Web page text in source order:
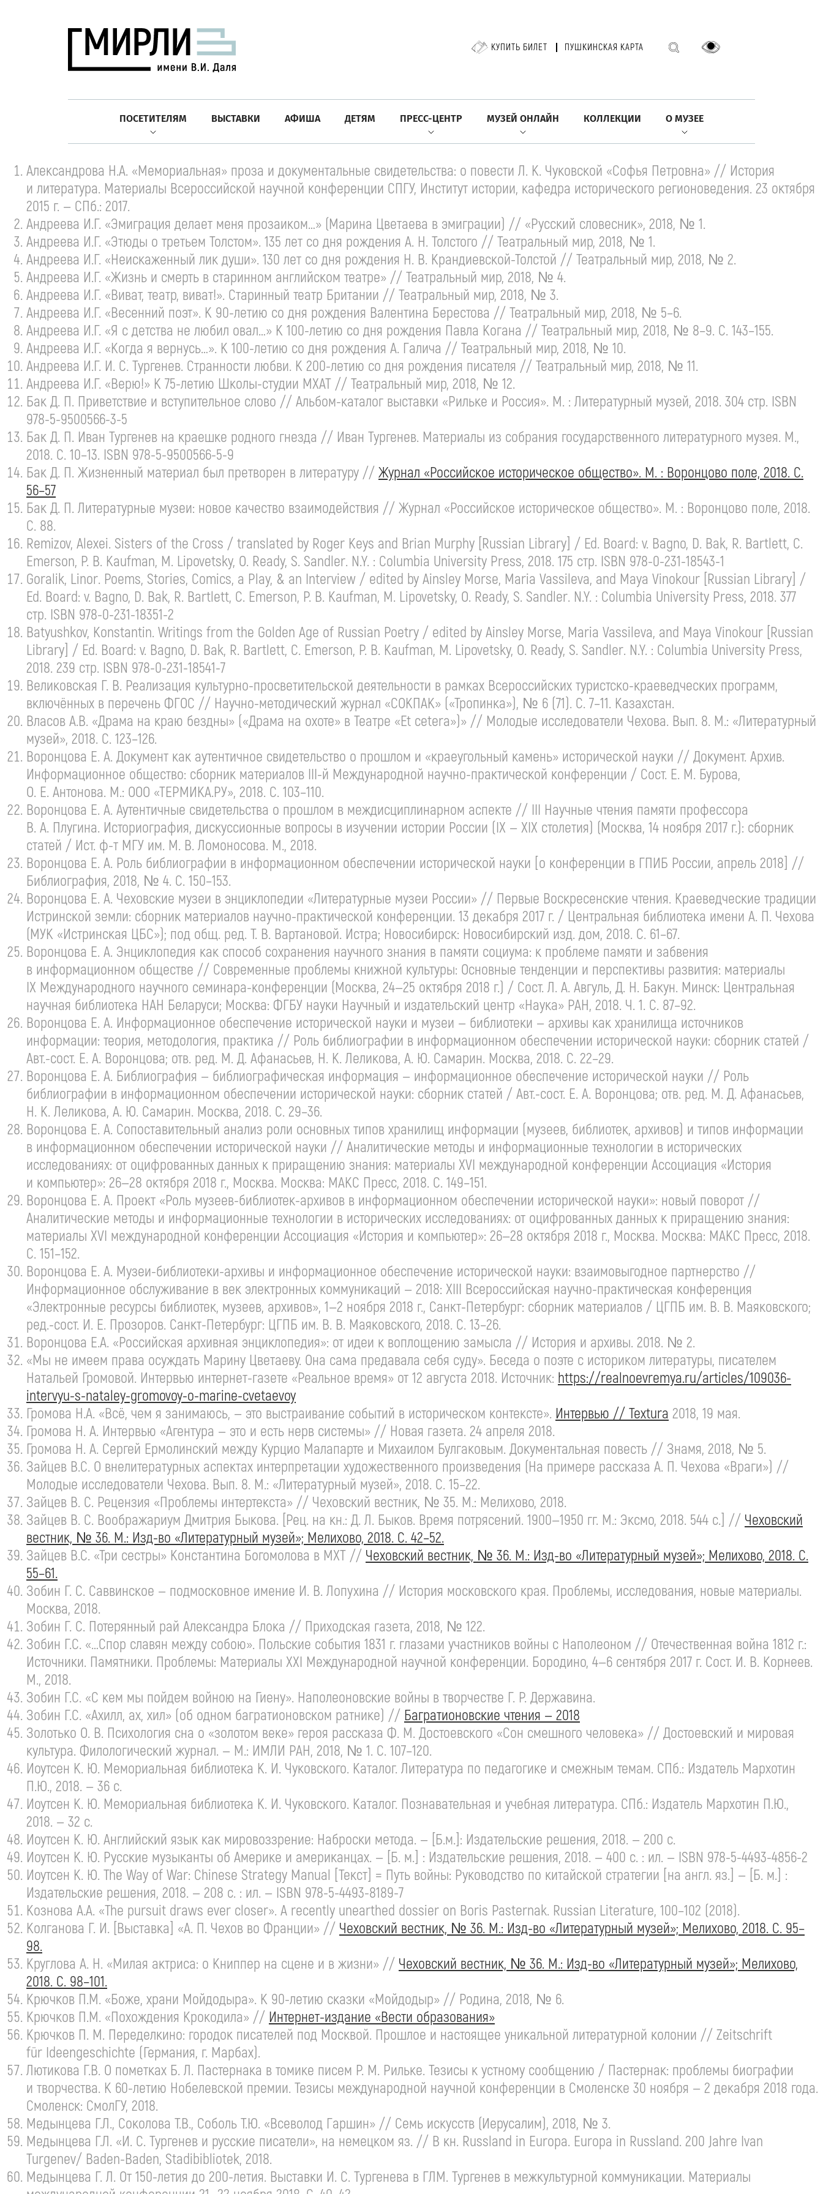
КУПИТЬ БИЛЕТ ПУШКИНСКАЯ КАРТА
ПОСЕТИТЕЛЯМ ВЫСТАВКИ АФИША ДЕТЯМ ПРЕСС-ЦЕНТР МУЗЕЙ ОНЛАЙН КОЛЛЕКЦИИ О МУЗЕЕ
Александрова Н.А. «Мемориальная» проза и документальные свидетельства: о повести Л. К. Чуковской «Софья Петровна» // История
и литература. Материалы Всероссийской научной конференции СПГУ, Институт истории, кафедра исторического регионоведения. 23 октября
2015 г. — СПб.: 2017.
Андреева И.Г. «Эмиграция делает меня прозаиком…» (Марина Цветаева в эмиграции) // «Русский словесник», 2018, № 1.
Андреева И.Г. «Этюды о третьем Толстом». 135 лет со дня рождения А. Н. Толстого // Театральный мир, 2018, № 1.
Андреева И.Г. «Неискаженный лик души». 130 лет со дня рождения Н. В. Крандиевской-Толстой // Театральный мир, 2018, № 2.
Андреева И.Г. «Жизнь и смерть в старинном английском театре» // Театральный мир, 2018, № 4.
Андреева И.Г. «Виват, театр, виват!». Старинный театр Британии // Театральный мир, 2018, № 3.
Андреева И.Г. «Весенний поэт». К 90-летию со дня рождения Валентина Берестова // Театральный мир, 2018, № 5–6.
Андреева И.Г. «Я с детства не любил овал…» К 100-летию со дня рождения Павла Когана // Театральный мир, 2018, № 8–9. С. 143–155.
Андреева И.Г. «Когда я вернусь…». К 100-летию со дня рождения А. Галича // Театральный мир, 2018, № 10.
Андреева И.Г. И. С. Тургенев. Странности любви. К 200-летию со дня рождения писателя // Театральный мир, 2018, № 11.
Андреева И.Г. «Верю!» К 75-летию Школы-студии МХАТ // Театральный мир, 2018, № 12.
Бак Д. П. Приветствие и вступительное слово // Альбом-каталог выставки «Рильке и Россия». М. : Литературный музей, 2018. 304 стр. ISBN
978-5-9500566-3-5
Бак Д. П. Иван Тургенев на краешке родного гнезда // Иван Тургенев. Материалы из собрания государственного литературного музея. М.,
2018. С. 10–13. ISBN 978-5-9500566-5-9
Бак Д. П. Жизненный материал был претворен в литературу // Журнал «Российское историческое общество». М. : Воронцово поле, 2018. С.
56–57
Бак Д. П. Литературные музеи: новое качество взаимодействия // Журнал «Российское историческое общество». М. : Воронцово поле, 2018.
С. 88.
Remizov, Alexei. Sisters of the Cross / translated by Roger Keys and Brian Murphy [Russian Library] / Ed. Board: v. Bagno, D. Bak, R. Bartlett, C.
Emerson, P. B. Kaufman, M. Lipovetsky, O. Ready, S. Sandler. N.Y. : Columbia University Press, 2018. 175 стр. ISBN 978-0-231-18543-1
Goralik, Linor. Poems, Stories, Comics, a Play, & an Interview / edited by Ainsley Morse, Maria Vassileva, and Maya Vinokour [Russian Library] /
Ed. Board: v. Bagno, D. Bak, R. Bartlett, C. Emerson, P. B. Kaufman, M. Lipovetsky, O. Ready, S. Sandler. N.Y. : Columbia University Press, 2018. 377
стр. ISBN 978-0-231-18351-2
Batyushkov, Konstantin. Writings from the Golden Age of Russian Poetry / edited by Ainsley Morse, Maria Vassileva, and Maya Vinokour [Russian
Library] / Ed. Board: v. Bagno, D. Bak, R. Bartlett, C. Emerson, P. B. Kaufman, M. Lipovetsky, O. Ready, S. Sandler. N.Y. : Columbia University Press,
2018. 239 стр. ISBN 978-0-231-18541-7
Великовская Г. В. Реализация культурно-просветительской деятельности в рамках Всероссийских туристско-краеведческих программ,
включённых в перечень ФГОС // Научно-методический журнал «СОКПАК» («Тропинка»), № 6 (71). С. 7–11. Казахстан.
Власов А.В. «Драма на краю бездны» («Драма на охоте» в Театре «Et cetera»)» // Молодые исследователи Чехова. Вып. 8. М.: «Литературный
музей», 2018. С. 123–126.
Воронцова Е. А. Документ как аутентичное свидетельство о прошлом и «краеугольный камень» исторической науки // Документ. Архив.
Информационное общество: сборник материалов III-й Международной научно-практической конференции / Сост. Е. М. Бурова,
О. Е. Антонова. М.: ООО «ТЕРМИКА.РУ», 2018. С. 103–110.
Воронцова Е. А. Аутентичные свидетельства о прошлом в междисциплинарном аспекте // III Научные чтения памяти профессора
В. А. Плугина. Историография, дискуссионные вопросы в изучении истории России (IX — XIX столетия) (Москва, 14 ноября 2017 г.): сборник
статей / Ист. ф-т МГУ им. М. В. Ломоносова. М., 2018.
Воронцова Е. А. Роль библиографии в информационном обеспечении исторической науки [о конференции в ГПИБ России, апрель 2018] //
Библиография, 2018, № 4. С. 150–153.
Воронцова Е. А. Чеховские музеи в энциклопедии «Литературные музеи России» // Первые Воскресенские чтения. Краеведческие традиции
Истринской земли: сборник материалов научно-практической конференции. 13 декабря 2017 г. / Центральная библиотека имени А. П. Чехова
(МУК «Истринская ЦБС»); под общ. ред. Т. В. Вартановой. Истра; Новосибирск: Новосибирский изд. дом, 2018. С. 61–67.
Воронцова Е. А. Энциклопедия как способ сохранения научного знания в памяти социума: к проблеме памяти и забвения
в информационном обществе // Современные проблемы книжной культуры: Основные тенденции и перспективы развития: материалы
IX Международного научного семинара-конференции (Москва, 24—25 октября 2018 г.) / Сост. Л. А. Авгуль, Д. Н. Бакун. Минск: Центральная
научная библиотека НАН Беларуси; Москва: ФГБУ науки Научный и издательский центр «Наука» РАН, 2018. Ч. 1. С. 87–92.
Воронцова Е. А. Информационное обеспечение исторической науки и музеи — библиотеки — архивы как хранилища источников
информации: теория, методология, практика // Роль библиографии в информационном обеспечении исторической науки: сборник статей /
Авт.-сост. Е. А. Воронцова; отв. ред. М. Д. Афанасьев, Н. К. Леликова, А. Ю. Самарин. Москва, 2018. С. 22–29.
Воронцова Е. А. Библиография — библиографическая информация — информационное обеспечение исторической науки // Роль
библиографии в информационном обеспечении исторической науки: сборник статей / Авт.-сост. Е. А. Воронцова; отв. ред. М. Д. Афанасьев,
Н. К. Леликова, А. Ю. Самарин. Москва, 2018. С. 29–36.
Воронцова Е. А. Сопоставительный анализ роли основных типов хранилищ информации (музеев, библиотек, архивов) и типов информации
в информационном обеспечении исторической науки // Аналитические методы и информационные технологии в исторических
исследованиях: от оцифрованных данных к приращению знания: материалы XVI международной конференции Ассоциация «История
и компьютер»: 26—28 октября 2018 г., Москва. Москва: МАКС Пресс, 2018. С. 149–151.
Воронцова Е. А. Проект «Роль музеев-библиотек-архивов в информационном обеспечении исторической науки»: новый поворот //
Аналитические методы и информационные технологии в исторических исследованиях: от оцифрованных данных к приращению знания:
материалы XVI международной конференции Ассоциация «История и компьютер»: 26—28 октября 2018 г., Москва. Москва: МАКС Пресс, 2018.
С. 151–152.
Воронцова Е. А. Музеи-библиотеки-архивы и информационное обеспечение исторической науки: взаимовыгодное партнерство //
Информационное обслуживание в век электронных коммуникаций — 2018: XIII Всероссийская научно-практическая конференция
«Электронные ресурсы библиотек, музеев, архивов», 1—2 ноября 2018 г., Санкт-Петербург: сборник материалов / ЦГПБ им. В. В. Маяковского;
ред.-сост. И. Е. Прозоров. Санкт-Петербург: ЦГПБ им. В. В. Маяковского, 2018. С. 13–26.
Воронцова Е.А. «Российская архивная энциклопедия»: от идеи к воплощению замысла // История и архивы. 2018. № 2.
«Мы не имеем права осуждать Марину Цветаеву. Она сама предавала себя суду». Беседа о поэте с историком литературы, писателем
Натальей Громовой. Интервью интернет-газете «Реальное время» от 12 августа 2018. Источник: https://realnoevremya.ru/articles/109036-
intervyu-s-nataley-gromovoy-o-marine-cvetaevoy
Громова Н.А. «Всё, чем я занимаюсь, — это выстраивание событий в историческом контексте». Интервью // Textura 2018, 19 мая.
Громова Н. А. Интервью «Агентура — это и есть нерв системы» // Новая газета. 24 апреля 2018.
Громова Н. А. Сергей Ермолинский между Курцио Малапарте и Михаилом Булгаковым. Документальная повесть // Знамя, 2018, № 5.
Зайцев В.С. О внелитературных аспектах интерпретации художественного произведения (На примере рассказа А. П. Чехова «Враги») //
Молодые исследователи Чехова. Вып. 8. М.: «Литературный музей», 2018. С. 15–22.
Зайцев В. С. Рецензия «Проблемы интертекста» // Чеховский вестник, № 35. М.: Мелихово, 2018.
Зайцев В. С. Воображариум Дмитрия Быкова. [Рец. на кн.: Д. Л. Быков. Время потрясений. 1900—1950 гг. М.: Эксмо, 2018. 544 с.] // Чеховский
вестник, № 36. М.: Изд-во «Литературный музей»; Мелихово, 2018. С. 42–52.
Зайцев В.С. «Три сестры» Константина Богомолова в МХТ // Чеховский вестник, № 36. М.: Изд-во «Литературный музей»; Мелихово, 2018. С.
55–61.
Зобин Г. С. Саввинское — подмосковное имение И. В. Лопухина // История московского края. Проблемы, исследования, новые материалы.
Москва, 2018.
Зобин Г. С. Потерянный рай Александра Блока // Приходская газета, 2018, № 122.
Зобин Г.С. «…Спор славян между собою». Польские события 1831 г. глазами участников войны с Наполеоном // Отечественная война 1812 г.:
Источники. Памятники. Проблемы: Материалы XXI Международной научной конференции. Бородино, 4—6 сентября 2017 г. Сост. И. В. Корнеев.
М., 2018.
Зобин Г.С. «С кем мы пойдем войною на Гиену». Наполеоновские войны в творчестве Г. Р. Державина.
Зобин Г.С. «Ахилл, ах, хил» (об одном багратионовском ратнике) // Багратионовские чтения — 2018
Золотько О. В. Психология сна о «золотом веке» героя рассказа Ф. М. Достоевского «Сон смешного человека» // Достоевский и мировая
культура. Филологический журнал. — М.: ИМЛИ РАН, 2018, № 1. С. 107–120.
Иоутсен К. Ю. Мемориальная библиотека К. И. Чуковского. Каталог. Литература по педагогике и смежным темам. СПб.: Издатель Мархотин
П.Ю., 2018. — 36 с.
Иоутсен К. Ю. Мемориальная библиотека К. И. Чуковского. Каталог. Познавательная и учебная литература. СПб.: Издатель Мархотин П.Ю.,
2018. — 32 с.
Иоутсен К. Ю. Английский язык как мировоззрение: Наброски метода. — [Б.м.]: Издательские решения, 2018. — 200 с.
Иоутсен К. Ю. Русские музыканты об Америке и американцах. — [Б. м.] : Издательские решения, 2018. — 400 с. : ил. — ISBN 978-5-4493-4856-2
Иоутсен К. Ю. The Way of War: Chinese Strategy Manual [Текст] = Путь войны: Руководство по китайской стратегии [на англ. яз.] — [Б. м.] :
Издательские решения, 2018. — 208 с. : ил. — ISBN 978-5-4493-8189-7
Кознова А.А. «The pursuit draws ever closer». A recently unearthed dossier on Boris Pasternak. Russian Literature, 100–102 (2018).
Колганова Г. И. [Выставка] «А. П. Чехов во Франции» // Чеховский вестник, № 36. М.: Изд-во «Литературный музей»; Мелихово, 2018. С. 95–
98.
Круглова А. Н. «Милая актриса: о Книппер на сцене и в жизни» // Чеховский вестник, № 36. М.: Изд-во «Литературный музей»; Мелихово,
2018. С. 98–101.
Крючков П.М. «Боже, храни Мойдодыра». К 90-летию сказки «Мойдодыр» // Родина, 2018, № 6.
Крючков П.М. «Похождения Крокодила» // Интернет-издание «Вести образования»
Крючков П. М. Переделкино: городок писателей под Москвой. Прошлое и настоящее уникальной литературной колонии // Zeitschrift
für Ideengeschichte (Германия, г. Марбах).
Лютикова Г.В. О пометках Б. Л. Пастернака в томике писем Р. М. Рильке. Тезисы к устному сообщению / Пастернак: проблемы биографии
и творчества. К 60-летию Нобелевской премии. Тезисы международной научной конференции в Смоленске 30 ноября — 2 декабря 2018 года.
Смоленск: СмолГУ, 2018.
Медынцева Г.Л., Соколова Т.В., Соболь Т.Ю. «Всеволод Гаршин» // Семь искусств (Иерусалим), 2018, № 3.
Медынцева Г.Л. «И. С. Тургенев и русские писатели», на немецком яз. // В кн. Russland in Europa. Europa in Russland. 200 Jahre Ivan
Turgenev/ Baden-Baden, Stadibibliotek, 2018.
Медынцева Г. Л. От 150-летия до 200-летия. Выставки И. С. Тургенева в ГЛМ. Тургенев в межкультурной коммуникации. Материалы